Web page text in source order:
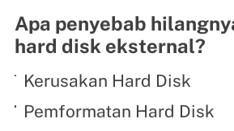
Apa penyebab
hard disk eksternal?
Kerusakan Hard Disk
Pemformatan Hard Disk